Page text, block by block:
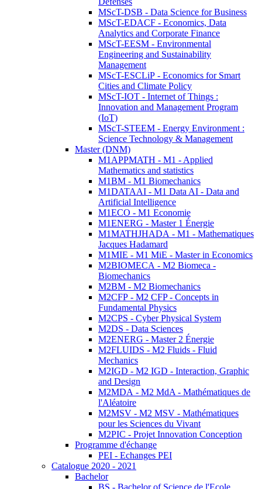
MScT-DSB - Data Science for Business
MScT-EDACF - Economics, Data
Analytics and Corporate Finance
MScT-EESM - Environmental
Engineering and Sustainability
Management
MScT-ESCLiP - Economics for Smart
Cities and Climate Policy
MScT-IOT - Internet of Things :
Innovation and Management Program
(IoT)
MScT-STEEM - Energy Environment :
Science Technology & Management
Master (DNM)
M1APPMATH - M1 - Applied
Mathematics and statistics
M1BM - M1 Biomechanics
M1DATAAI - M1 Data AI - Data and
Artificial Intelligence
M1ECO - M1 Economie
M1ENERG - Master 1 Énergie
M1MATHJHADA - M1 - Mathematiques
Jacques Hadamard
M1MIE - M1 MiE - Master in Economics
M2BIOMECA - M2 Biomeca -
Biomechanics
M2BM - M2 Biomechanics
M2CFP - M2 CFP - Concepts in
Fundamental Physics
M2CPS - Cyber Physical System
M2DS - Data Sciences
M2ENERG - Master 2 Énergie
M2FLUIDS - M2 Fluids - Fluid
Mechanics
M2IGD - M2 IGD - Interaction, Graphic
and Design
M2MDA - M2 MdA - Mathématiques de
l'Aléatoire
M2MSV - M2 MSV - Mathématiques
pour les Sciences du Vivant
M2PIC - Projet Innovation Conception
Programme d'échange
PEI - Echanges PEI
Catalogue 2020 - 2021
Bachelor
BS - Bachelor of Science de l'Ecole